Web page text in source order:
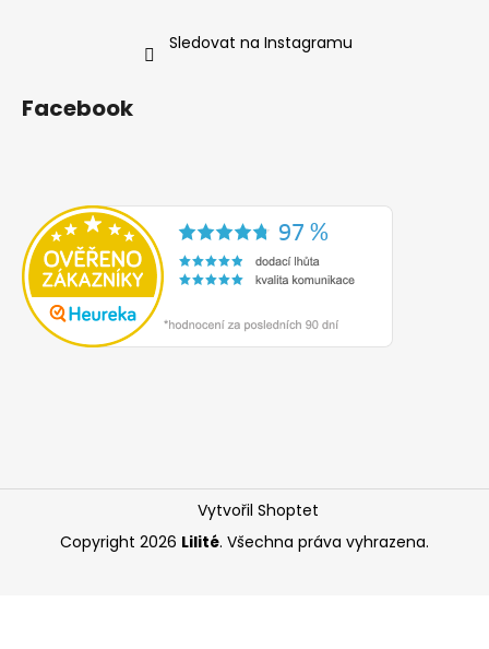
Sledovat na Instagramu
Facebook
Vytvořil Shoptet
Copyright 2026 Lilité. Všechna práva vyhrazena.